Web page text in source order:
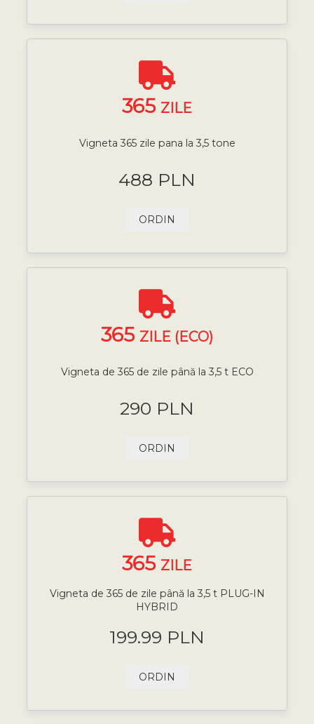
365 ZILE
Vigneta 365 zile pana la 3,5 tone
488 PLN
ORDIN
365 ZILE (ECO)
Vigneta de 365 de zile până la 3,5 t ECO
290 PLN
ORDIN
365 ZILE
Vigneta de 365 de zile până la 3,5 t PLUG-IN
HYBRID
199.99 PLN
ORDIN